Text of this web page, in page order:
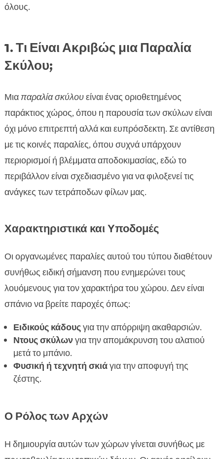
όλους.
1. Τι Είναι Ακριβώς μια Παραλία
Σκύλου;
Μια παραλία σκύλουείναι ένας οριοθετημένος
παράκτιος χώρος, όπου η παρουσία των σκύλων είναι
όχι μόνο επιτρεπτή αλλά και ευπρόσδεκτη. Σε αντίθεση
με τις κοινές παραλίες, όπου συχνά υπάρχουν
περιορισμοί ή βλέμματα αποδοκιμασίας, εδώ το
περιβάλλον είναι σχεδιασμένο για να φιλοξενεί τις
ανάγκες των τετράποδων φίλων μας.
Χαρακτηριστικά και Υποδομές
Οι οργανωμένες παραλίες αυτού του τύπου διαθέτουν
συνήθως ειδική σήμανση που ενημερώνει τους
λουόμενους για τον χαρακτήρα του χώρου. Δεν είναι
σπάνιο να βρείτε παροχές όπως:
Ειδικούς κάδουςγια την απόρριψη ακαθαρσιών.
Ντους σκύλωνγια την απομάκρυνση του αλατιού
μετά το μπάνιο.
Φυσική ή τεχνητή σκιάγια την αποφυγή της
ζέστης.
Ο Ρόλος των Αρχών
Η δημιουργία αυτών των χώρων γίνεται συνήθως με